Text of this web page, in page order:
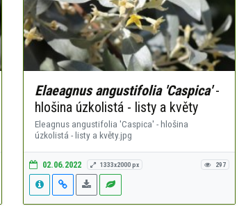
Elaeagnus angustifolia 'Caspica'-
hlošina úzkolistá - listy a květy
Eleagnus angustifolia 'Caspica' - hlošina
úzkolistá - listy a květy.jpg
02.06.2022 1333x2000 px 297